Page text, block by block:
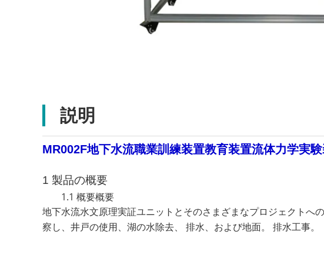
説明
MR002F地下水流職業訓練装置教育装置流体力学実
1 製品の概要
1.1 概要概要
地下水流水文原理実証ユニットとそのさまざまなプロジェクトへ
察し、井戸の使用、湖の水除去、 排水、および地面。 排水工事。